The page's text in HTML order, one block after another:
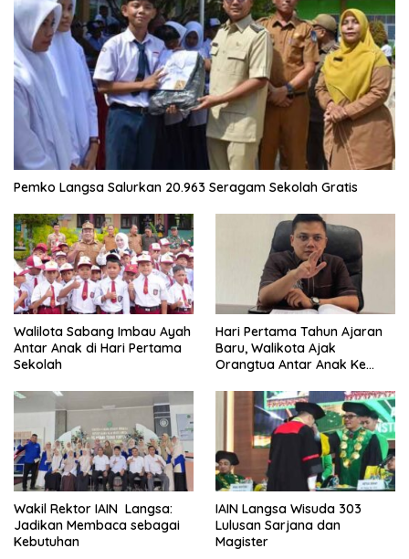
Pemko Langsa Salurkan 20.963 Seragam Sekolah Gratis
Walilota Sabang Imbau Ayah
Antar Anak di Hari Pertama
Sekolah
Hari Pertama Tahun Ajaran
Baru, Walikota Ajak
Orangtua Antar Anak Ke
Wakil Rektor IAIN Langsa:
Jadikan Membaca sebagai
Kebutuhan
IAIN Langsa Wisuda 303
Lulusan Sarjana dan
Magister